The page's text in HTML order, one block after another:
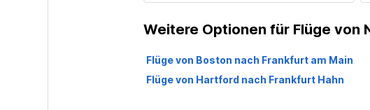
Weitere Optionen für Flüge von
Flüge von Boston nach Frankfurt am Main
Flüge von Hartford nach Frankfurt Hahn